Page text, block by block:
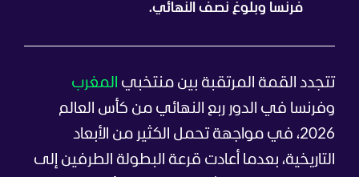
فرنسا وبلوغ نصف النهائي.
تتجدد القمة المرتقبة بين منتخبي المغرب
وفرنسا في الدور ربع النهائي من كأس العالم
2026، في مواجهة تحمل الكثير من الأبعاد
التاريخية، بعدما أعادت قرعة البطولة الطرفين إلى